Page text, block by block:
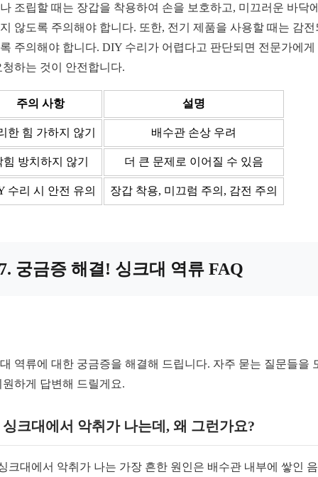
조립할 때는 장갑을 착용하여 손을 보호하고, 미끄러운 바닥
않도록 주의해야 합니다. 또한, 전기 제품을 사용할 때는 감전
주의해야 합니다. DIY 수리가 어렵다고 판단되면 전문가에게
청하는 것이 안전합니다.
주의 사항 설명
한 힘 가하지 않기 배수관 손상 우려
힘 방치하지 않기 더 큰 문제로 이어질 수 있음
수리 시 안전 유의 장갑 착용, 미끄럼 주의, 감전 주의
궁금증 해결! 싱크대 역류 FAQ
역류에 대한 궁금증을 해결해 드립니다. 자주 묻는 질문들을
원하게 답변해 드릴게요.
싱크대에서 악취가 나는데, 왜 그런가요?
크대에서 악취가 나는 가장 흔한 원인은 배수관 내부에 쌓인